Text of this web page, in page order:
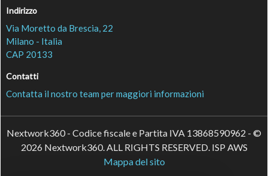
Indirizzo
Via Moretto da Brescia, 22
Milano - Italia
CAP 20133
Contatti
Contatta il nostro team per maggiori informazioni
Nextwork360 - Codice fiscale e Partita IVA 13868590962 - ©
2026 Nextwork360. ALL RIGHTS RESERVED. ISP AWS
Mappa del sito